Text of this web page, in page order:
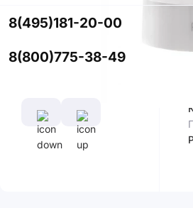
8(495)181-20-00
8(800)775-38-49